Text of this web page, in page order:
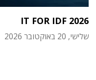
IT FOR IDF 2026
שלישי, 20 באוקטובר 2026